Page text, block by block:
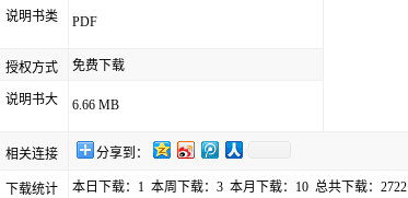
说明书类
PDF
授权方式 免费下载
说明书大
6.66 MB
相关连接 分享到：
下载统计 本日下载：1 本周下载：3 本月下载：10 总共下载：2722